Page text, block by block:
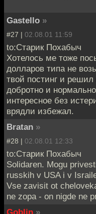
Gastello »
#27 | 02.08.01 11:59
to:Старик Похабыч
Хотелось ме тоже
долларов типа не
твой постинг и
добротно и
интересное без
врядли избежал.
Bratan »
#28 | 02.08.01 12:33
to:Старик Похабыч
Solidaren. Mogu
russkih v USA i v
Vse zavisit ot
ne zopa - on nigde ne